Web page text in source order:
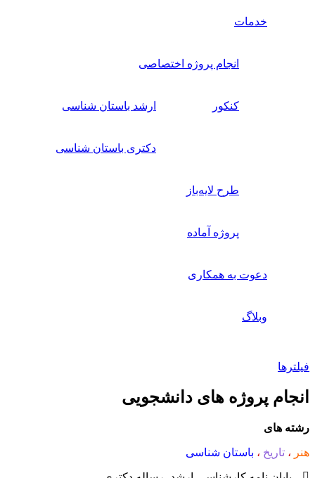
خدمات
انجام پروژه اختصاصی
کنکور ارشد باستان شناسی
دکتری باستان شناسی
طرح لایه‌باز
پروژه آماده
دعوت به همکاری
وبلاگ
فیلترها
انجام پروژه های دانشجویی
رشته های
هنر ، تاریخ ، باستان شناسی